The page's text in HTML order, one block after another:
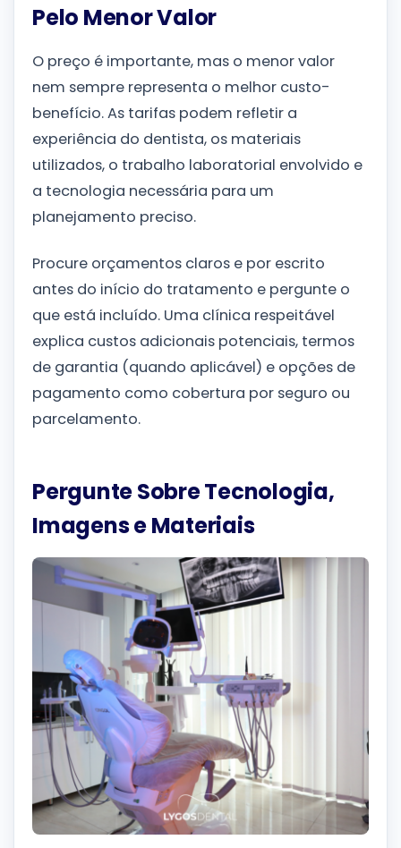
Pelo Menor Valor
O preço é importante, mas o menor valor
nem sempre representa o melhor custo-
benefício. As tarifas podem refletir a
experiência do dentista, os materiais
utilizados, o trabalho laboratorial envolvido e
a tecnologia necessária para um
planejamento preciso.
Procure orçamentos claros e por escrito
antes do início do tratamento e pergunte o
que está incluído. Uma clínica respeitável
explica custos adicionais potenciais, termos
de garantia (quando aplicável) e opções de
pagamento como cobertura por seguro ou
parcelamento.
Pergunte Sobre Tecnologia,
Imagens e Materiais